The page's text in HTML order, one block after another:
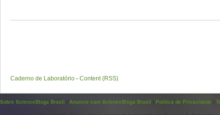
Caderno de Laboratório - Content (RSS)
Sobre ScienceBlogs Brasil Anuncie com ScienceBlogs Brasil Política de Privacidade |